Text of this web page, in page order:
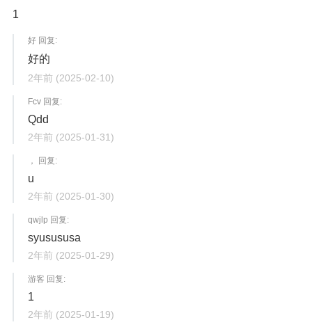
1
好 回复:
好的
2年前 (2025-02-10)
Fcv 回复:
Qdd
2年前 (2025-01-31)
， 回复:
u
2年前 (2025-01-30)
qwjlp 回复:
syusususa
2年前 (2025-01-29)
游客 回复:
1
2年前 (2025-01-19)